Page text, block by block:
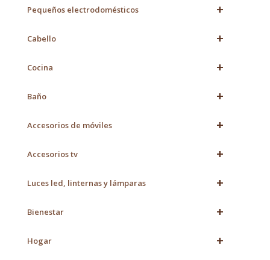
+
Pequeños electrodomésticos
+
Cabello
+
Cocina
+
Baño
+
Accesorios de móviles
+
Accesorios tv
+
Luces led, linternas y lámparas
+
Bienestar
+
Hogar